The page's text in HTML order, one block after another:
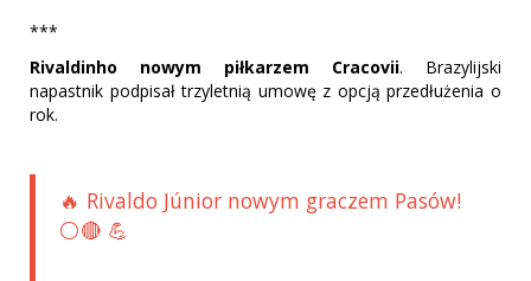
***
Rivaldinho nowym piłkarzem Cracovii. Brazylijski
napastnik podpisał trzyletnią umowę z opcją przedłużenia o
rok.
🔥 Rivaldo Júnior nowym graczem Pasów!
⚪️🔴 💪